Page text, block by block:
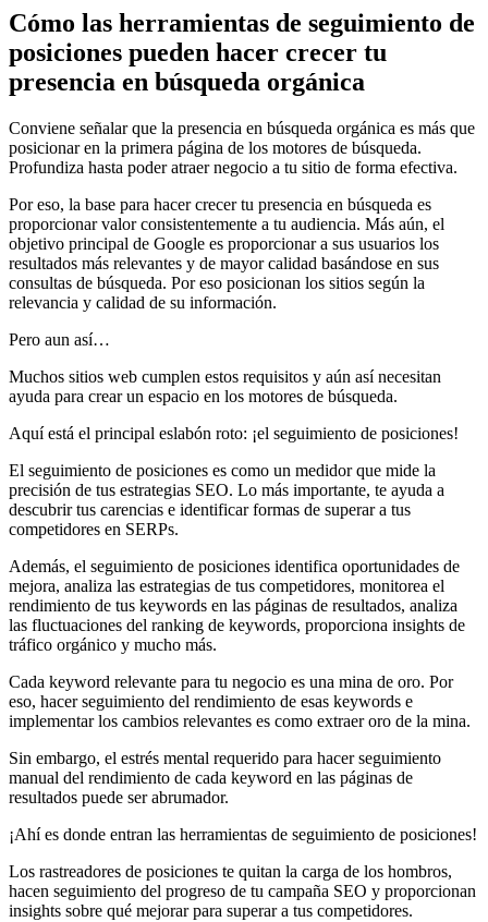
Cómo las herramientas de seguimiento de
posiciones pueden hacer crecer tu
presencia en búsqueda orgánica
Conviene señalar que la presencia en búsqueda orgánica es más que
posicionar en la primera página de los motores de búsqueda.
Profundiza hasta poder atraer negocio a tu sitio de forma efectiva.
Por eso, la base para hacer crecer tu presencia en búsqueda es
proporcionar valor consistentemente a tu audiencia. Más aún, el
objetivo principal de Google es proporcionar a sus usuarios los
resultados más relevantes y de mayor calidad basándose en sus
consultas de búsqueda. Por eso posicionan los sitios según la
relevancia y calidad de su información.
Pero aun así…
Muchos sitios web cumplen estos requisitos y aún así necesitan
ayuda para crear un espacio en los motores de búsqueda.
Aquí está el principal eslabón roto: ¡el seguimiento de posiciones!
El seguimiento de posiciones es como un medidor que mide la
precisión de tus estrategias SEO. Lo más importante, te ayuda a
descubrir tus carencias e identificar formas de superar a tus
competidores en SERPs.
Además, el seguimiento de posiciones identifica oportunidades de
mejora, analiza las estrategias de tus competidores, monitorea el
rendimiento de tus keywords en las páginas de resultados, analiza
las fluctuaciones del ranking de keywords, proporciona insights de
tráfico orgánico y mucho más.
Cada keyword relevante para tu negocio es una mina de oro. Por
eso, hacer seguimiento del rendimiento de esas keywords e
implementar los cambios relevantes es como extraer oro de la mina.
Sin embargo, el estrés mental requerido para hacer seguimiento
manual del rendimiento de cada keyword en las páginas de
resultados puede ser abrumador.
¡Ahí es donde entran las herramientas de seguimiento de posiciones!
Los rastreadores de posiciones te quitan la carga de los hombros,
hacen seguimiento del progreso de tu campaña SEO y proporcionan
insights sobre qué mejorar para superar a tus competidores.